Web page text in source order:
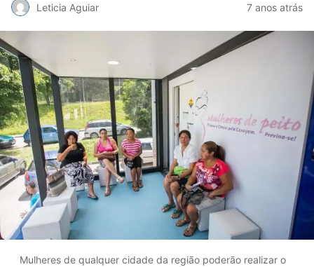
Leticia Aguiar 7 anos atrás
Mulheres de qualquer cidade da região poderão realizar o